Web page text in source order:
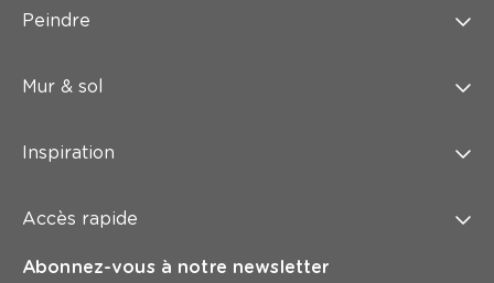
Peindre
Mur & sol
Inspiration
Accès rapide
Abonnez-vous à notre newsletter